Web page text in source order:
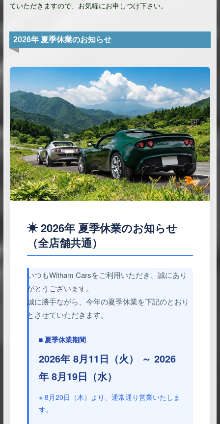
ていただきますので、お気軽にお申しつけ下さい。
2026年 夏季休業のお知らせ
☀ 2026年 夏季休業のお知らせ
（全店舗共通）
いつもWitham Carsをご利用いただき、誠にあり
がとうございます。
誠に勝手ながら、今年の夏季休業を下記のとおり
とさせていただきます。
■ 夏季休業期間
2026年 8月11日（火） ～ 2026
年 8月19日（水）
※ 8月20日（木）より、通常通り営業いたしま
す。